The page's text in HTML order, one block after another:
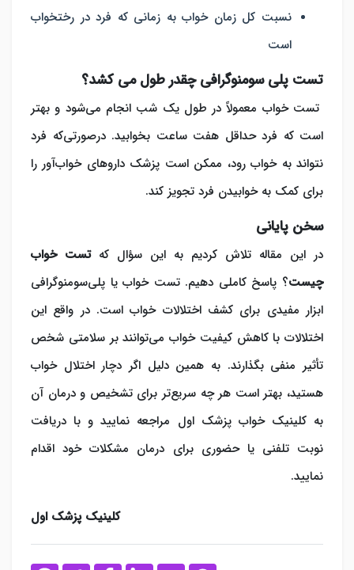
نسبت کل زمان خواب به زمانی که فرد در رختخواب
است
تست پلی سومنوگرافی چقدر طول می‌ کشد؟
تست خواب معمولاً در طول یک شب انجام می‌شود و بهتر
است که فرد حداقل هفت ساعت بخوابید. درصورتی‌که فرد
نتواند به خواب رود، ممکن است پزشک داروهای خواب‌آور را
برای کمک به خوابیدن فرد تجویز کند.
سخن پایانی
در این مقاله تلاش کردیم به این سؤال کهتست خواب
چیست؟ پاسخ کاملی دهیم. تست خواب یا پلی‌سومنوگرافی
ابزار مفیدی برای کشف اختلالات خواب است. در واقع این
اختلالات با کاهش کیفیت خواب می‌توانند بر سلامتی شخص
تأثیر منفی بگذارند. به همین دلیل اگر دچار اختلال خواب
هستید، بهتر است هر چه سریع‌تر برای تشخیص و درمان آن
به کلینیک خواب پزشک اول مراجعه نمایید و با دریافت
نوبت تلفنی یا حضوری برای درمان مشکلات خود اقدام
نمایید.
کلینیک پزشک اول